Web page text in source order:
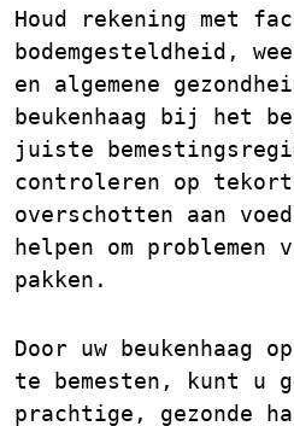
Houd rekening met
bodemgesteldheid,
en algemene
beukenhaag bij het
juiste
controleren op
overschotten aan
helpen om
pakken.
Door uw beukenhaag
te bemesten, kunt u
prachtige, gezonde